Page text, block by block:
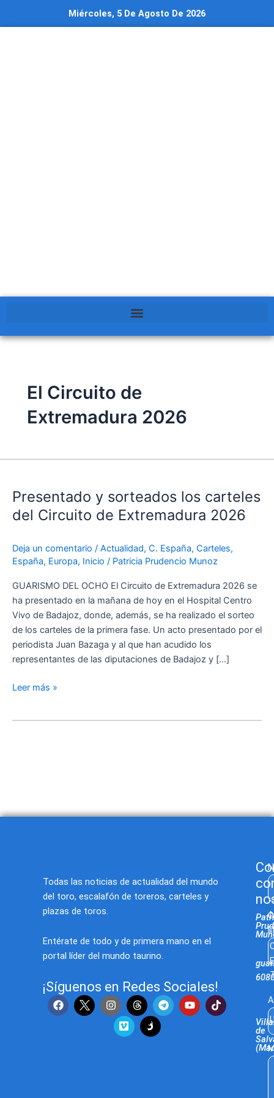
Miércoles, 5 De Agosto De 2026
El Circuito de
Extremadura 2026
Presentado y sorteados los carteles
del Circuito de Extremadura 2026
Deja un comentario / Actualidad, C. España, Carteles,
España, Europa, Inicio / Patricia Prudencio Munoz
GUARISMO DEL OCHO El Circuito de Extremadura 2026 se
ha presentado en la mañana de hoy en el Hospital Centro
Vivo de Badajoz, donde, además, se ha realizado el sorteo
de los carteles de la primera fase. Un acto presentado por el
periodista Juan Bazaga y al que han acudido los
representantes de las diputaciones de Badajoz y […]
sorteados
los
Circuito
Extremadura
2026
Leer más »
Todas las noticias de actualidad del mundo
del toro, escalafón de toreros, carteles y
plazas de toros.
Entérate de todo y de primera mano en el
portal líder del mundo taurino.
¡Síguenos en Redes Sociales!
F
a
c
I
n
s
T
e
l
Y
o
u
T
i
k
V
m
e
o
de